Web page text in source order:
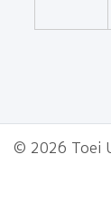
© 2026 Toei